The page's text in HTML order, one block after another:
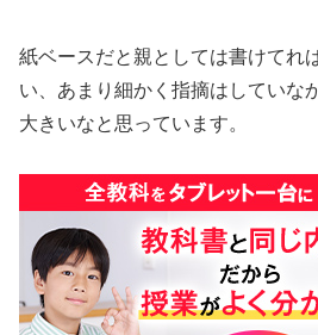
紙ベースだと親としては書けてれ
い、あまり細かく指摘はしていな
大きいなと思っています。